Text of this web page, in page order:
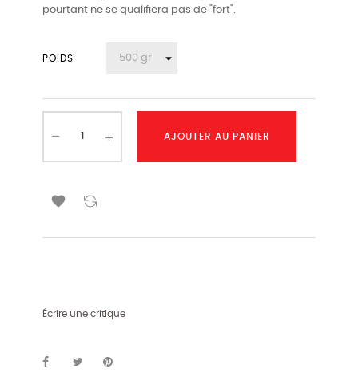
pourtant ne se qualifiera pas de "fort".
POIDS
AJOUTER AU PANIER

Écrire une critique